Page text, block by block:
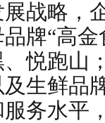
战略，
牌“高
悦跑山
生鲜品
务水平